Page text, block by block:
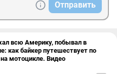
Отправить
всю Америку, побывал в
как байкер путешествует по
мотоцикле. Видео